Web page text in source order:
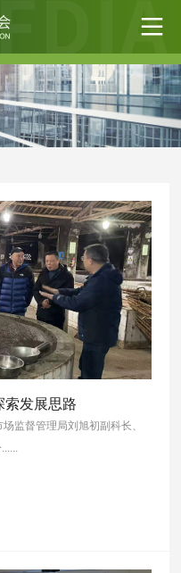
索发展思路
监督管理局刘旭初副科长、